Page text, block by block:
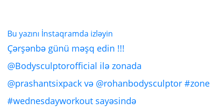
Bu yazını İnstaqramda izləyin
Çərşənbə günü məşq edin !!!
@Bodysculptorofficial ilə zonada
@prashantsixpack və @rohanbodysculptor #zone
#wednesdayworkout sayəsində